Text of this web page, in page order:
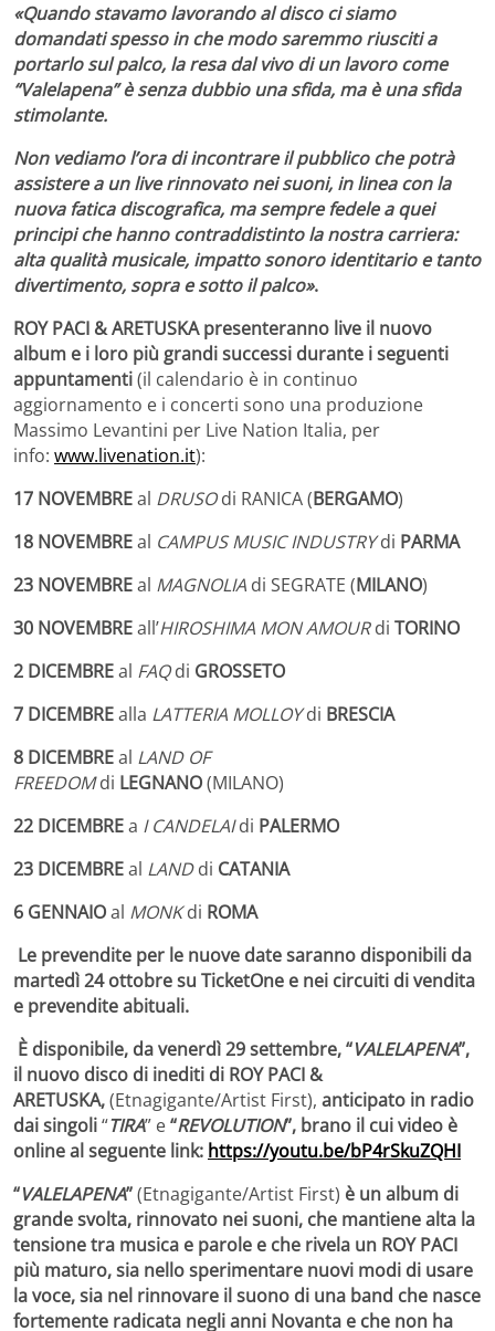
«Quando stavamo lavorando al disco ci siamo
domandati spesso in che modo saremmo riusciti a
portarlo sul palco, la resa dal vivo di un lavoro come
“Valelapena” è senza dubbio una sfida, ma è una sfida
stimolante.
Non vediamo l’ora di incontrare il pubblico che potrà
assistere a un live rinnovato nei suoni, in linea con la
nuova fatica discografica, ma sempre fedele a quei
principi che hanno contraddistinto la nostra carriera:
alta qualità musicale, impatto sonoro identitario e tanto
divertimento, sopra e sotto il palco».
ROY PACI & ARETUSKA presenteranno live il nuovo
album e i loro più grandi successi durante i seguenti
appuntamenti(il calendario è in continuo
aggiornamento e i concerti sono una produzione
Massimo Levantini per Live Nation Italia, per
info: www.livenation.it):
17 NOVEMBREal DRUSOdi RANICA (BERGAMO)
18 NOVEMBREal CAMPUS MUSIC INDUSTRYdi PARMA
23 NOVEMBREal MAGNOLIA di SEGRATE (MILANO)
30 NOVEMBREall’HIROSHIMA MON AMOURdi TORINO
2 DICEMBREal FAQdi GROSSETO
7 DICEMBREalla LATTERIA MOLLOYdi BRESCIA
8 DICEMBREal LAND OF
FREEDOMdi LEGNANO(MILANO)
22 DICEMBREa I CANDELAIdi PALERMO
23 DICEMBREal LANDdi CATANIA
6 GENNAIOal MONKdi ROMA
Le prevendite per le nuove date saranno disponibili da
martedì 24 ottobre su TicketOne e nei circuiti di vendita
e prevendite abituali.
È disponibile, da venerdì 29 settembre, “VALELAPENA”,
il nuovo disco di inediti di ROY PACI &
ARETUSKA,(Etnagigante/Artist First), anticipato in radio
dai singoli“TIRA” e“REVOLUTION”, brano il cui video è
online al seguente link: https://youtu.be/bP4rSkuZQHI
“VALELAPENA”(Etnagigante/Artist First) è un album di
grande svolta, rinnovato nei suoni, che mantiene alta la
tensione tra musica e parole e che rivela un ROY PACI
più maturo, sia nello sperimentare nuovi modi di usare
la voce, sia nel rinnovare il suono di una band che nasce
fortemente radicata negli anni Novanta e che non ha